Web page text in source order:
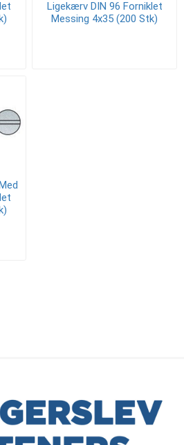
Ligekærv DIN 96 Forniklet
Messing 4x35 (200 Stk)